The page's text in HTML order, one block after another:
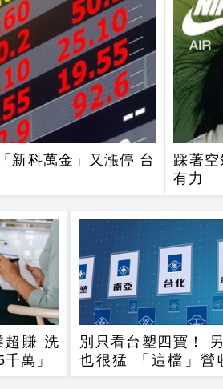
新科萬金」又漲停 台
踩著
有力
超賺 洗
萬」
別只看台塑四寶！
也很猛 「這檔」營
增衝7倍